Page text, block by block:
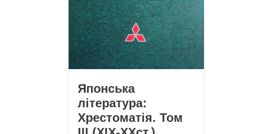
Японська
література:
Хрестоматія. Том